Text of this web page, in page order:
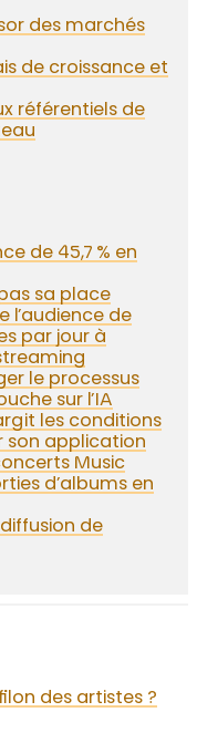
des marchés
de croissance et
référentiels de
de 45,7 % en
sa place
l’audience de
par jour à
le processus
sur l’IA
les conditions
son application
Music
d’albums en
de
des artistes ?